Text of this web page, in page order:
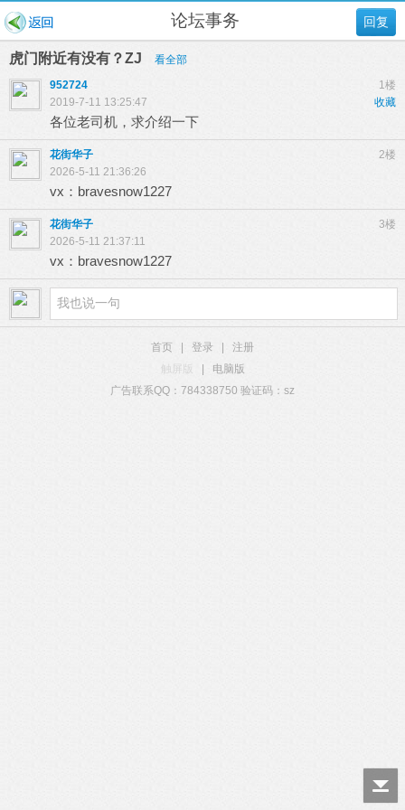
回复
论坛事务
虎门附近有没有？ZJ
看全部
1楼
952724
收藏
2019-7-11 13:25:47
各位老司机，求介绍一下
2楼
花街华子
2026-5-11 21:36:26
vx：bravesnow1227
3楼
花街华子
2026-5-11 21:37:11
vx：bravesnow1227
首页 登录
注册
触屏版
电脑版
广告联系QQ：784338750 验证码：sz